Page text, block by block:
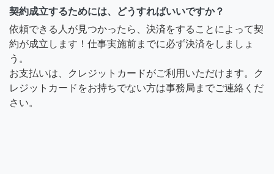
契約成立するためには、どうすればいいですか？
依頼できる人が見つかったら、決済をすることによって契
約が成立します！仕事実施前までに必ず決済をしましょ
う。
お支払いは、クレジットカードがご利用いただけます。ク
レジットカードをお持ちでない方は事務局までご連絡くだ
さい。